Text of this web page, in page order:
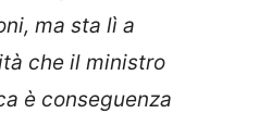
ma sta lì a
che il ministro
è conseguenza